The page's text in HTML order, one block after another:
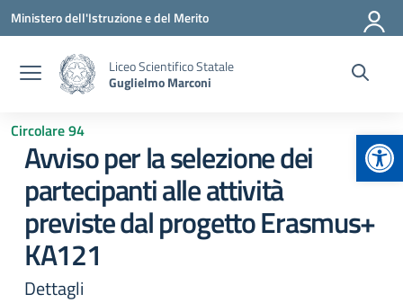
Vai ai contenuti
Vai al menu di navigazione
Vai al footer
Ministero dell'Istruzione e del Merito
Liceo Scientifico Statale
Guglielmo Marconi
Circolare 94
Avviso per la selezione dei
partecipanti alle attività
previste dal progetto Erasmus+
KA121
Dettagli